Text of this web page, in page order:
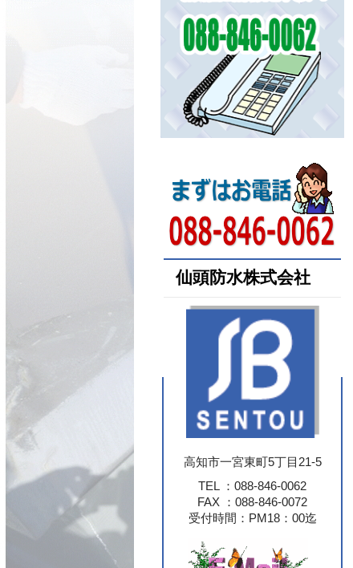
仙頭防水株式会社
高知市一宮東町5丁目21-5
TEL ：088-846-0062
FAX ：088-846-0072
受付時間：PM18：00迄